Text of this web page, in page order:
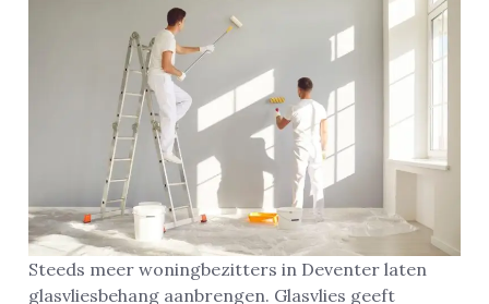
Steeds meer woningbezitters in Deventer laten
glasvliesbehang aanbrengen. Glasvlies geeft